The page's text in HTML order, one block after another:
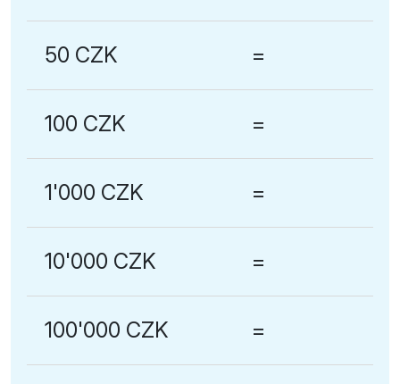
50 CZK =
100 CZK =
1'000 CZK =
10'000 CZK =
100'000 CZK =